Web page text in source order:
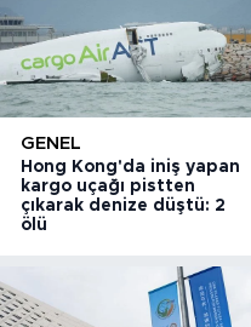
GENEL
Hong Kong'da iniş yapan
kargo uçağı pistten
çıkarak denize düştü: 2
ölü